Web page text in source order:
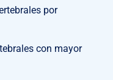
por
con mayor